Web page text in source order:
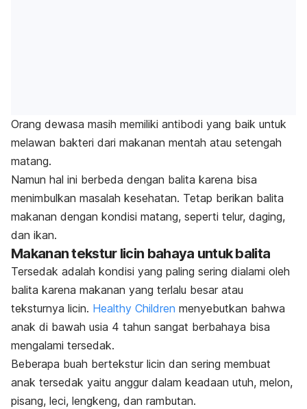
Orang dewasa masih memiliki antibodi yang baik untuk
melawan bakteri dari makanan mentah atau setengah
matang.
Namun hal ini berbeda dengan balita karena bisa
menimbulkan masalah kesehatan. Tetap berikan balita
makanan dengan kondisi matang, seperti telur, daging,
dan ikan.
Makanan tekstur licin bahaya untuk balita
Tersedak adalah kondisi yang paling sering dialami oleh
balita karena makanan yang terlalu besar atau
teksturnya licin. Healthy Children menyebutkan bahwa
anak di bawah usia 4 tahun sangat berbahaya bisa
mengalami tersedak.
Beberapa buah bertekstur licin dan sering membuat
anak tersedak yaitu anggur dalam keadaan utuh, melon,
pisang, leci, lengkeng, dan rambutan.